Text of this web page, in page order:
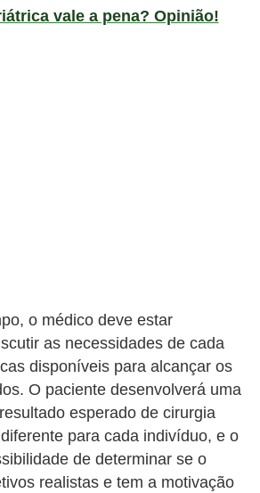
vale a pena? Opinião!
o médico deve estar
as necessidades de cada
disponíveis para alcançar os
O paciente desenvolverá uma
esperado de cirurgia
para cada indivíduo, e o
de determinar se o
realistas e tem a motivação